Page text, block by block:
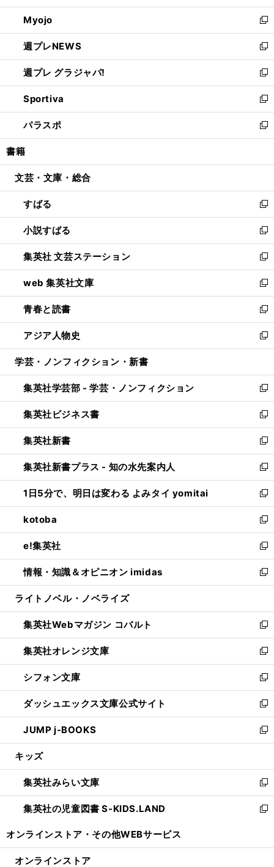
開
く
ウ
で
開
く
ン
ド
ウ
で
開
く
ウ
ィ
ン
ド
ウ
で
開
く
Myojo
新
し
い
ウ
ィ
ン
ド
ウ
で
開
週プレNEWS
新
し
い
ウ
ィ
ン
ド
ウ
開
週プレ グラジャパ!
新
し
い
ウ
ィ
ン
ウ
開
く
Sportiva
新
し
い
ウ
ン
ウ
で
開
く
パラスポ
新
し
ウ
ン
ド
ウ
で
開
く
書籍
文芸・文庫・総合
すばる
新
し
い
ウ
ィ
ン
ド
ウ
で
開
く
小説すばる
新
し
い
ウ
ィ
ン
ド
ウ
で
開
集英社 文芸ステーション
新
し
い
ウ
ィ
ン
ド
ウ
開
く
web 集英社文庫
新
し
い
ウ
ィ
ン
ウ
で
開
く
青春と読書
新
し
い
ウ
ン
ド
ウ
で
開
く
アジア人物史
新
し
ウ
ィ
ン
ド
ウ
で
開
く
学芸・ノンフィクション・新書
集英社学芸部 - 学芸・ノンフィクション
新
し
い
ウ
ィ
ン
ド
ウ
で
開
く
集英社ビジネス書
新
し
い
ウ
ィ
ン
ド
ウ
で
開
く
集英社新書
新
し
い
ウ
ィ
ン
ド
ウ
で
開
く
集英社新書プラス - 知の水先案内人
新
し
い
ウ
ィ
ン
ド
ウ
で
開
1日5分で、明日は変わる よみタイ yomitai
新
し
い
ウ
ィ
ン
ド
ウ
開
く
kotoba
新
し
い
ウ
ィ
ン
ウ
で
開
く
e!集英社
新
し
い
ウ
ン
ド
ウ
で
開
く
情報・知識＆オピニオン imidas
新
し
ウ
ィ
ン
ド
ウ
で
開
く
ライトノベル・ノベライズ
集英社Webマガジン コバルト
新
し
い
ウ
ィ
ン
ド
ウ
で
開
集英社オレンジ文庫
新
し
い
ウ
ィ
ン
ド
ウ
開
く
シフォン文庫
新
し
い
ウ
ィ
ン
ウ
で
開
く
ダッシュエックス文庫公式サイト
新
し
い
ウ
ン
ド
ウ
で
JUMP j-BOOKS
新
し
ウ
ィ
ン
ド
開
キッズ
集英社みらい文庫
新
し
い
ン
集英社の児童図書 S-KIDS.LAND
新
ウ
オンラインストア・ その他WEBサービス
オンラインストア